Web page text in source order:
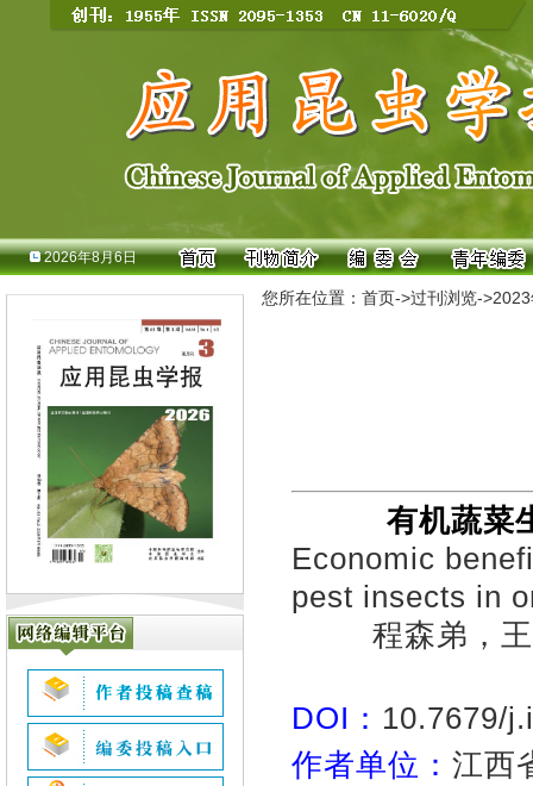
2026年8月6日
您所在位置： 首页->过刊浏览->
有机蔬菜
Economic
pest insects in
程森弟，
DOI： 10.7679/
作者单位： 江西